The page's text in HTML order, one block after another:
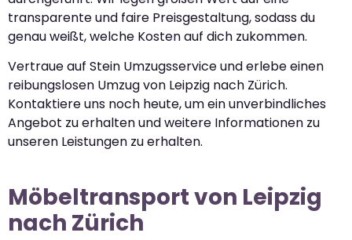
transparente und faire Preisgestaltung, sodass du
genau weißt, welche Kosten auf dich zukommen.
Vertraue auf Stein Umzugsservice und erlebe einen
reibungslosen Umzug von Leipzig nach Zürich.
Kontaktiere uns noch heute, um ein unverbindliches
Angebot zu erhalten und weitere Informationen zu
unseren Leistungen zu erhalten.
Möbeltransport von Leipzig
nach Zürich